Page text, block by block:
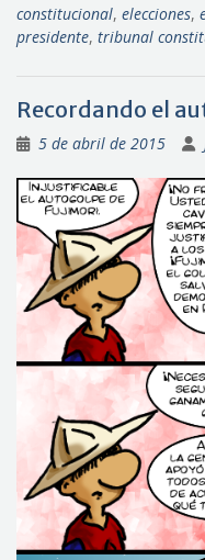
constitucional, elecciones,
presidente, tribunal
Recordando el
5 de abril de 2015